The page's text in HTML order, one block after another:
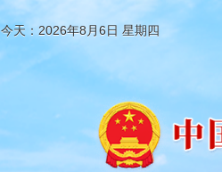
今天：2026年8月6日 星期四